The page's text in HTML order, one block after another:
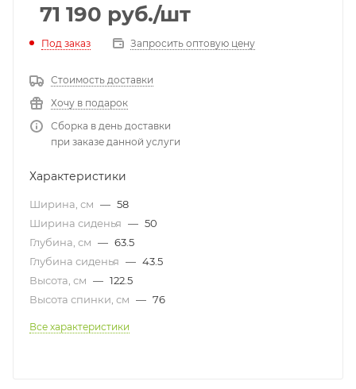
71 190 руб./шт
Под заказ Запросить оптовую цену
Стоимость доставки
Хочу в подарок
Сборка в день доставки
при заказе данной услуги
Характеристики
Ширина, см — 58
Ширина сиденья — 50
Глубина, см — 63.5
Глубина сиденья — 43.5
Высота, см — 122.5
Высота спинки, см — 76
Все характеристики